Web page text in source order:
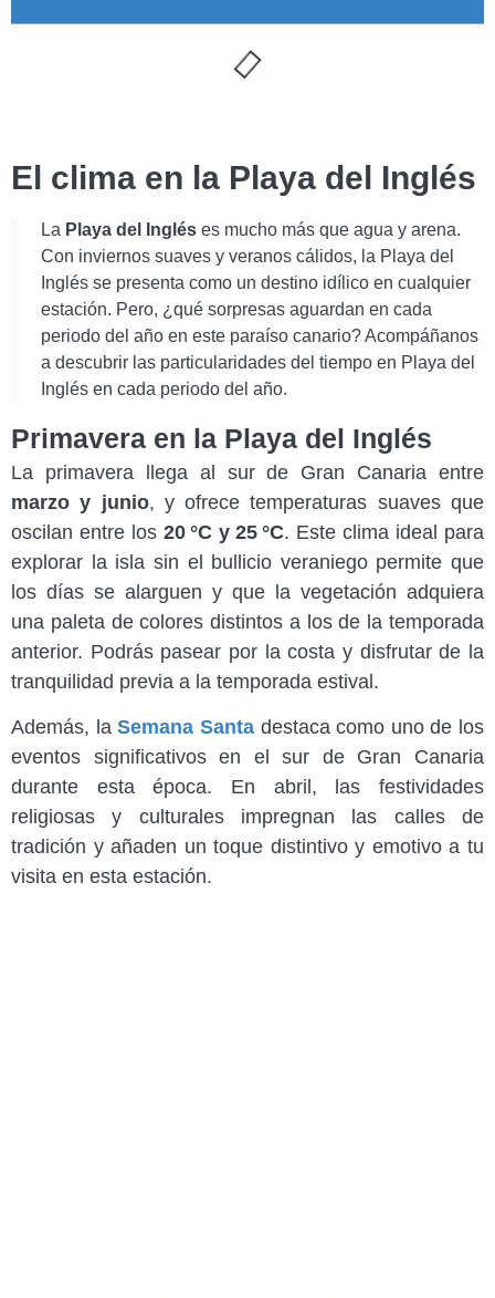
El clima en la Playa del Inglés
La Playa del Inglés es mucho más que agua y arena.
Con inviernos suaves y veranos cálidos, la Playa del
Inglés se presenta como un destino idílico en cualquier
estación. Pero, ¿qué sorpresas aguardan en cada
periodo del año en este paraíso canario? Acompáñanos
a descubrir las particularidades del tiempo en Playa del
Inglés en cada periodo del año.
Primavera en la Playa del Inglés
La primavera llega al sur de Gran Canaria entre
marzo y junio, y ofrece temperaturas suaves que
oscilan entre los 20 °C y 25 °C. Este clima ideal para
explorar la isla sin el bullicio veraniego permite que
los días se alarguen y que la vegetación adquiera
una paleta de colores distintos a los de la temporada
anterior. Podrás pasear por la costa y disfrutar de la
tranquilidad previa a la temporada estival.
Además, laSemana Santadestaca como uno de los
eventos significativos en el sur de Gran Canaria
durante esta época. En abril, las festividades
religiosas y culturales impregnan las calles de
tradición y añaden un toque distintivo y emotivo a tu
visita en esta estación.